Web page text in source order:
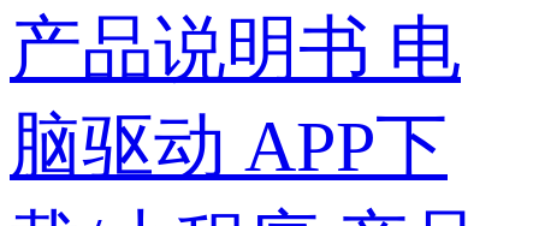
产品说明书 电
脑驱动 APP下